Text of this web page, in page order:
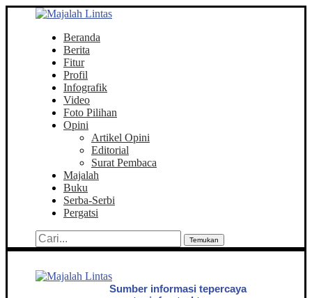
Beranda
Berita
Fitur
Profil
Infografik
Video
Foto Pilihan
Opini
Artikel Opini
Editorial
Surat Pembaca
Majalah
Buku
Serba-Serbi
Pergatsi
Temukan
Sumber informasi tepercaya